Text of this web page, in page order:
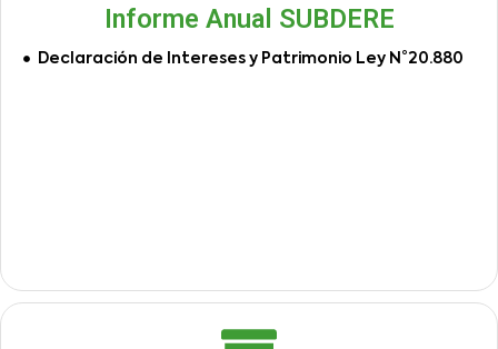
Informe Anual SUBDERE
Declaración de Intereses y Patrimonio Ley N°20.880